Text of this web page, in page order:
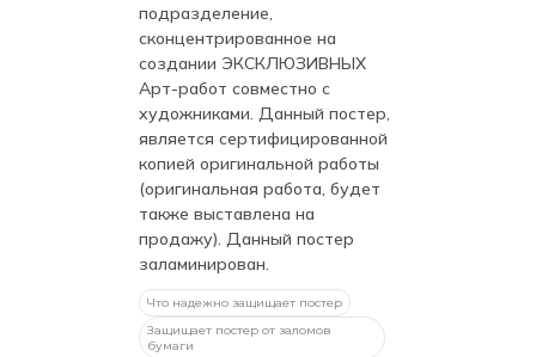
подразделение,
сконцентрированное на
создании ЭКСКЛЮЗИВНЫХ
Арт-работ совместно с
художниками. Данный постер,
является сертифицированной
копией оригинальной работы
(оригинальная работа, будет
также выставлена на
продажу). Данный постер
заламинирован.
Что надежно защищает постер
Защищает постер от заломов
бумаги